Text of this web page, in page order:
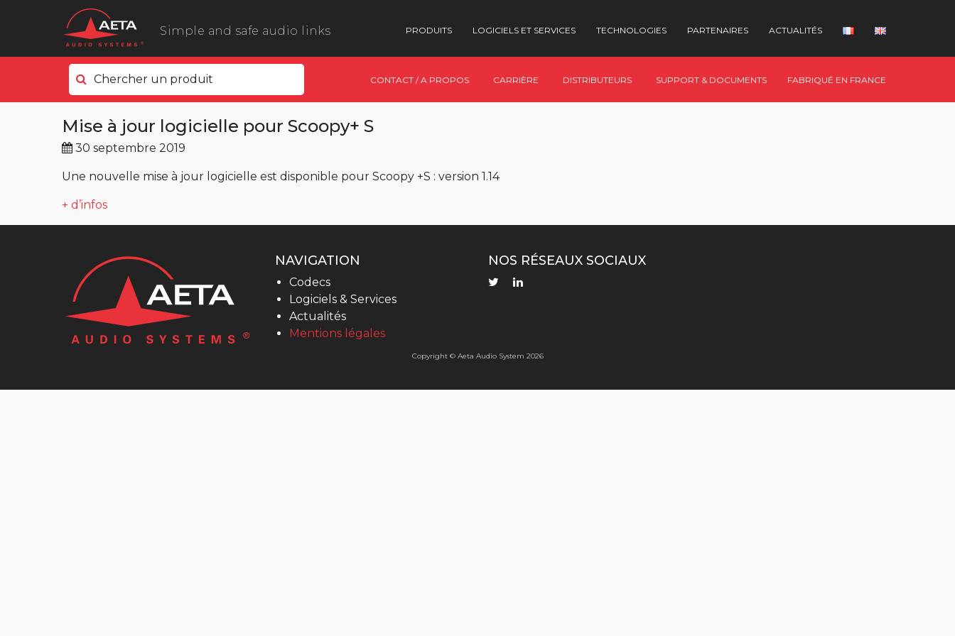
Simple and safe audio links PRODUITS LOGICIELS ET SERVICES TECHNOLOGIES PARTENAIRES ACTUALITÉS
Chercher un produit
Côté terrain
ScoopyFlex
ScoopTeam
ScoopFone 5G ScoopFone 4G
ScoopFone HD
Côté studio
Scoop 6
MultiScoop
µScoop
CONTACT / A PROPOS CARRIÈRE DISTRIBUTEURS SUPPORT & DOCUMENTS FABRIQUÉ EN FRANCE
Mise à jour logicielle pour Scoopy+ S
30 septembre 2019
Une nouvelle mise à jour logicielle est disponible pour Scoopy +S : version 1.14
+ d’infos
NAVIGATION
Codecs
Logiciels & Services
Actualités
Mentions légales
NOS RÉSEAUX SOCIAUX
Copyright © Aeta Audio System 2026